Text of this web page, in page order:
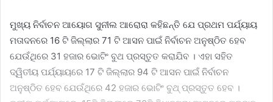
ମୁଖ୍ୟ ନିର୍ବାଚନ ଆୟୋଗ ସୁନୀଲ ଆରୋରା କହିଛନ୍ତି ଯେ ପ୍ରଥମ ପର୍ଯ୍ୟାୟ
ମତାଦନରେ 16 ଟି ଜିଲ୍ଲାର 71 ଟି ଆସନ ପାଇଁ ନିର୍ବାଚନ ଅନୁଷ୍ଠିତ ହେବ
ଯେଉଁଥିରେ 31 ହଜାର ଭୋଟିଂ ବୁଥ ପ୍ରସ୍ତୁତ କରାଯିବ । ଏହା ସହିତ
ଦ୍ୱିତୀୟ ପର୍ଯ୍ୟାୟରେ 17 ଟି ଜିଲ୍ଲାର 94 ଟି ଆସନ ପାଇଁ ନିର୍ବାଚନ
ଅନୁଷ୍ଠିତ ହେବ ଯେଉଁଥିରେ 42 ହଜାର ଭୋଟିଂ ବୁଥ୍ ପ୍ରସ୍ତୁତ ହେବ ।